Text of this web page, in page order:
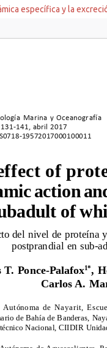
específica y la